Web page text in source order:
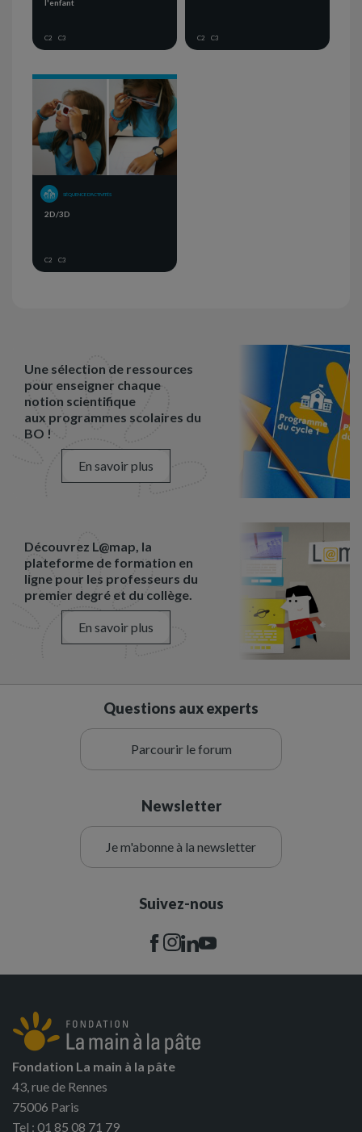
l'enfant
C2 C3 C2 C3
SÉQUENCE D'ACTIVITÉS
2D/3D
C2 C3
Une sélection de ressources
pour enseigner chaque
notion scientifique
aux programmes scolaires du
BO !
En savoir plus
Découvrez L@map, la
plateforme de formation en
ligne pour les professeurs du
premier degré et du collège.
En savoir plus
Questions aux experts
Parcourir le forum
Newsletter
Je m'abonne à la newsletter
Suivez-nous
Fondation La main à la pâte
43, rue de Rennes
75006 Paris
Tel : 01 85 08 71 79